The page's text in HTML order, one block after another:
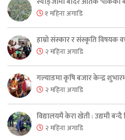
१ महिना अगाडि
हाम्रो संस्कार र संस्कृति विषयक
२ महिना अगाडि
गल्याङमा कृषि बजार केन्द्र
२ महिना अगाडि
विद्यालयमै केरा खेती : उद्यमी बन्दै
२ महिना अगाडि